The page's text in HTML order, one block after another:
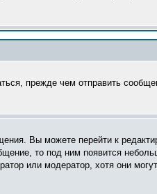
прежде чем отправить
Вы можете перейти к
то под ним появится
или модератор, хотя они